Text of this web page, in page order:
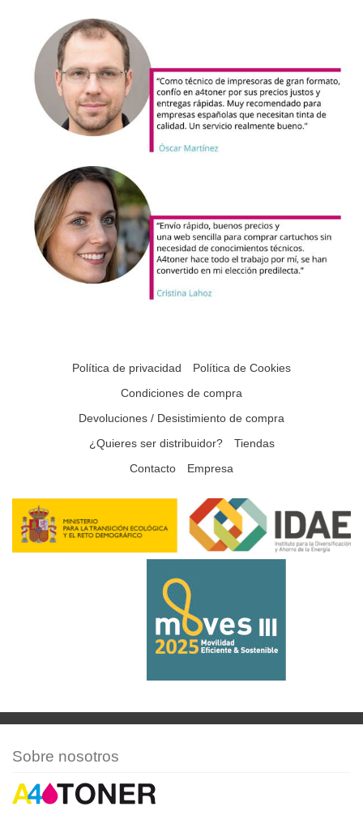
Política de privacidad
Política de Cookies
Condiciones de compra
Devoluciones / Desistimiento de compra
¿Quieres ser distribuidor?
Tiendas
Contacto
Empresa
Sobre nosotros